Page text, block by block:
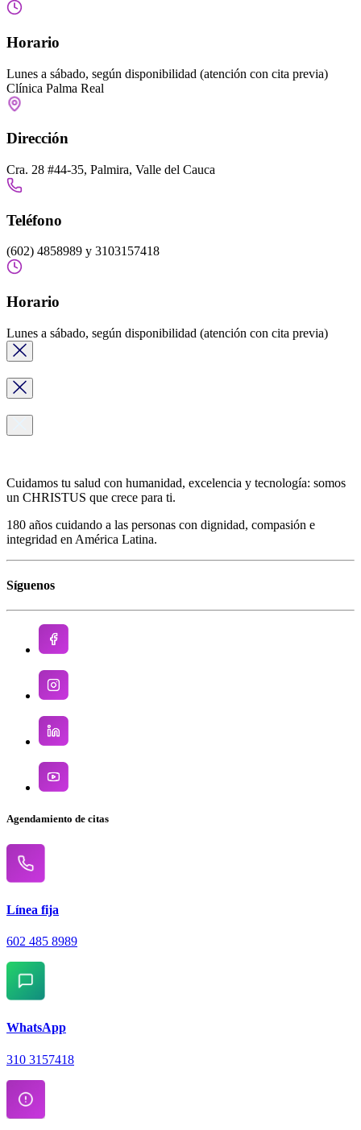
Horario
Lunes a sábado, según disponibilidad (atención con cita previa)
Clínica Palma Real
Dirección
Cra. 28 #44-35, Palmira, Valle del Cauca
Teléfono
(602) 4858989 y 3103157418
Horario
Lunes a sábado, según disponibilidad (atención con cita previa)
Cuidamos tu salud con humanidad, excelencia y tecnología: somos
un CHRISTUS que crece para ti.
180 años cuidando a las personas con dignidad, compasión e
integridad en América Latina.
Síguenos
Agendamiento de citas
Línea fija
602 485 8989
WhatsApp
310 3157418